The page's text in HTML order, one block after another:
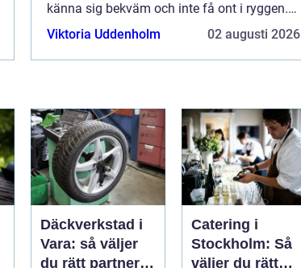
känna sig bekväm och inte få ont i ryggen.
På ett kontor sitter man flera...
Viktoria Uddenholm 02 augusti 2026
Däckverkstad i
Vara: så väljer
du rätt partner
Catering i
Stockholm: Så
väljer du rätt